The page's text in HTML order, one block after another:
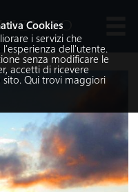
Cookies
i servizi che
dell'utente.
senza modificare le
accetti di ricevere
Quitrovi maggiori